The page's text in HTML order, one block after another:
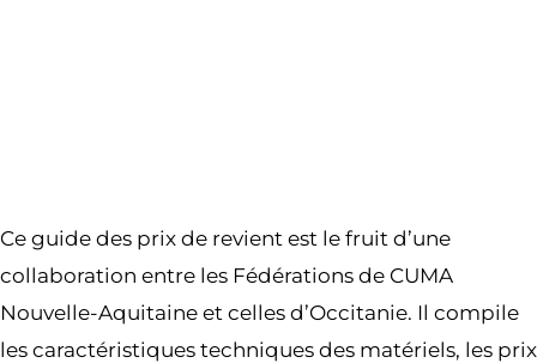
Ce guide des prix de revient est le fruit d’une
collaboration entre les Fédérations de CUMA
Nouvelle-Aquitaine et celles d’Occitanie. Il compile
les caractéristiques techniques des matériels, les prix